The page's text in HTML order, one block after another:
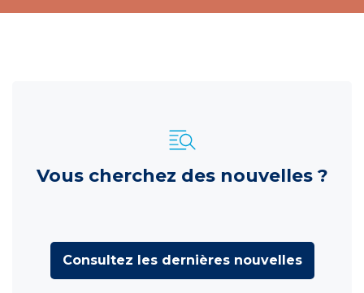
Vous cherchez des nouvelles ?
Consultez les dernières nouvelles